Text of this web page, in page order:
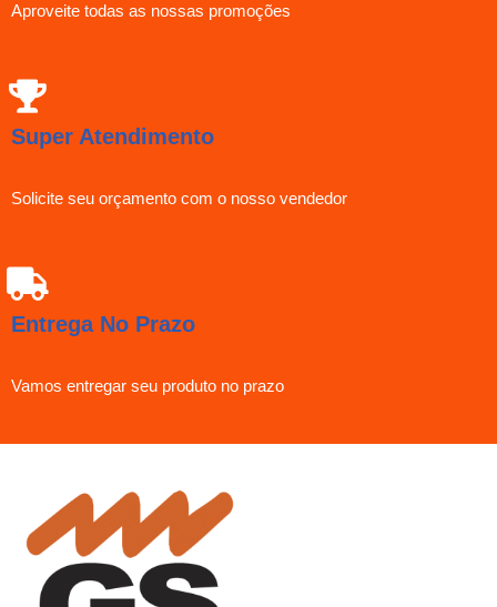
Aproveite todas as nossas promoções
Super Atendimento
Solicite seu orçamento com o nosso vendedor
Entrega No Prazo
Vamos entregar seu produto no prazo